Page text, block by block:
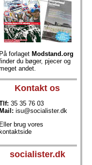
På forlaget Modstand.org
du bøger, pjecer og
andet.
Kontakt os
35 35 76 03
Mail: isu@socialister.dk
Eller brug vores
kontaktside
socialister.dk